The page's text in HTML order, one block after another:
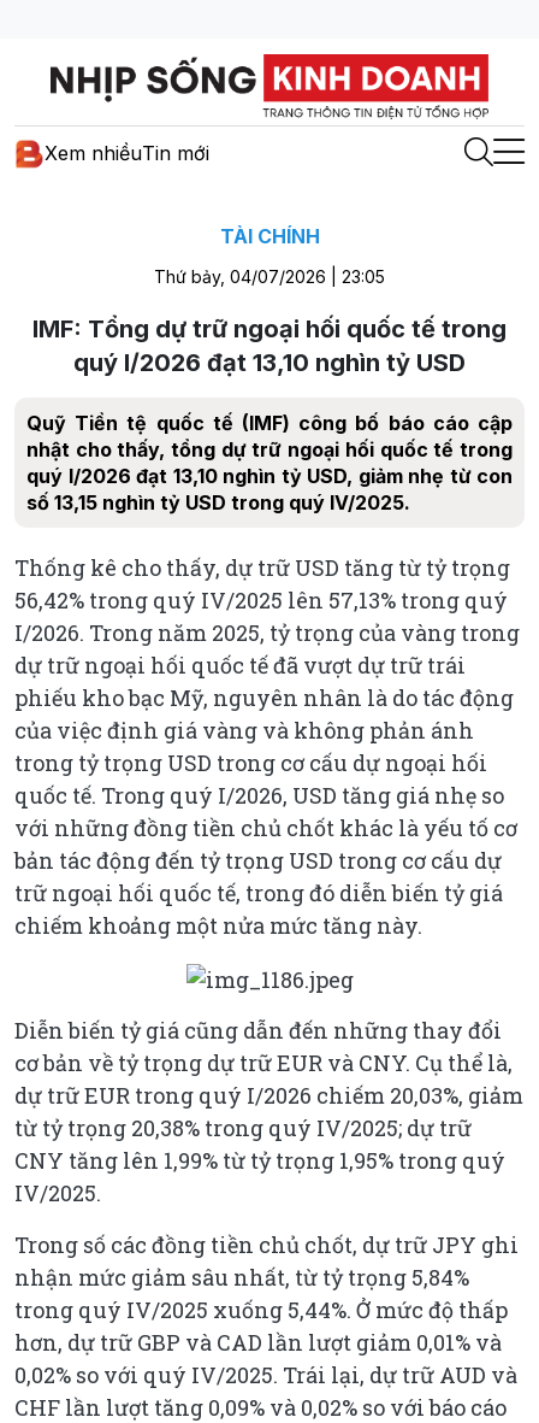
Xem nhiềuTin mới
TÀI CHÍNH
Thứ bảy, 04/07/2026 | 23:05
IMF: Tổng dự trữ ngoại hối quốc tế trong
quý I/2026 đạt 13,10 nghìn tỷ USD
Quỹ Tiền tệ quốc tế (IMF) công bố báo cáo cập
nhật cho thấy, tổng dự trữ ngoại hối quốc tế trong
quý I/2026 đạt 13,10 nghìn tỷ USD, giảm nhẹ từ con
số 13,15 nghìn tỷ USD trong quý IV/2025.
Thống kê cho thấy, dự trữ USD tăng từ tỷ trọng
56,42% trong quý IV/2025 lên 57,13% trong quý
I/2026. Trong năm 2025, tỷ trọng của vàng trong
dự trữ ngoại hối quốc tế đã vượt dự trữ trái
phiếu kho bạc Mỹ, nguyên nhân là do tác động
của việc định giá vàng và không phản ánh
trong tỷ trọng USD trong cơ cấu dự ngoại hối
quốc tế. Trong quý I/2026, USD tăng giá nhẹ so
với những đồng tiền chủ chốt khác là yếu tố cơ
bản tác động đến tỷ trọng USD trong cơ cấu dự
trữ ngoại hối quốc tế, trong đó diễn biến tỷ giá
chiếm khoảng một nửa mức tăng này.
Diễn biến tỷ giá cũng dẫn đến những thay đổi
cơ bản về tỷ trọng dự trữ EUR và CNY. Cụ thể là,
dự trữ EUR trong quý I/2026 chiếm 20,03%, giảm
từ tỷ trọng 20,38% trong quý IV/2025; dự trữ
CNY tăng lên 1,99% từ tỷ trọng 1,95% trong quý
IV/2025.
Trong số các đồng tiền chủ chốt, dự trữ JPY ghi
nhận mức giảm sâu nhất, từ tỷ trọng 5,84%
trong quý IV/2025 xuống 5,44%. Ở mức độ thấp
hơn, dự trữ GBP và CAD lần lượt giảm 0,01% và
0,02% so với quý IV/2025. Trái lại, dự trữ AUD và
CHF lần lượt tăng 0,09% và 0,02% so với báo cáo